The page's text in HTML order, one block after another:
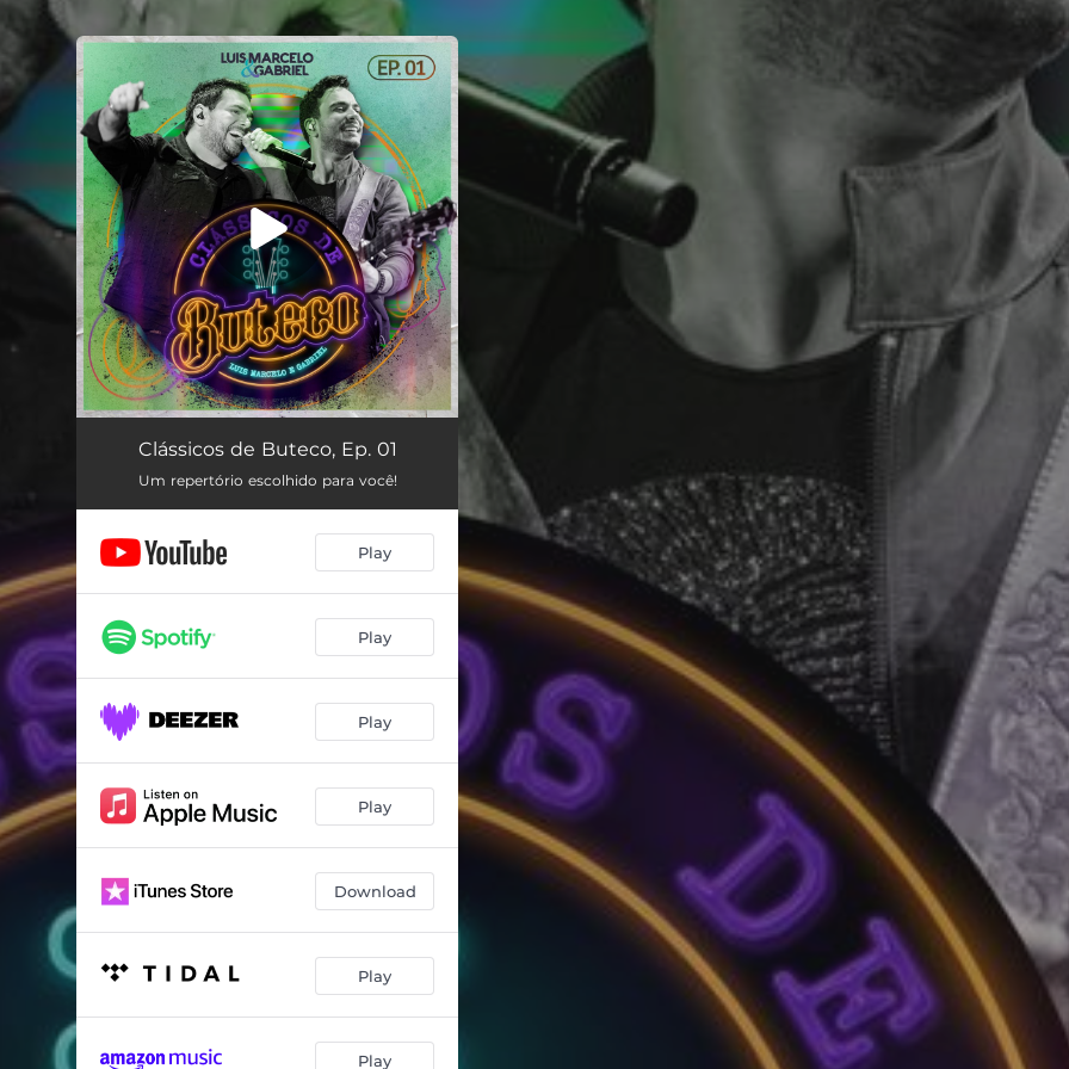
You're all set!
Clássicos de Buteco, Ep. 01
Um repertório escolhido para você!
Play
Play
Play
Play
Download
Play
Play